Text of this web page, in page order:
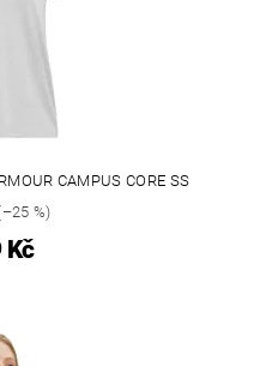
CAMPUS CORE SS
%)
Kč